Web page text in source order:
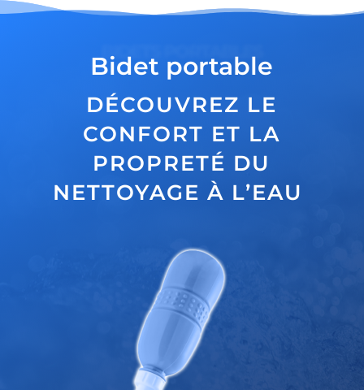
BIDETS PORTABLES
Bidet portable
DÉCOUVREZ LE
CONFORT ET LA
PROPRETÉ DU
NETTOYAGE À L’EAU